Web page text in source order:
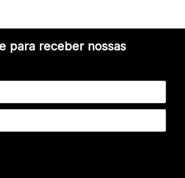
para receber nossas